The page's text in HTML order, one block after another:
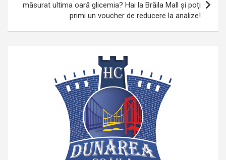
măsurat ultima oară glicemia? Hai la Brăila Mall și poți
primi un voucher de reducere la analize!